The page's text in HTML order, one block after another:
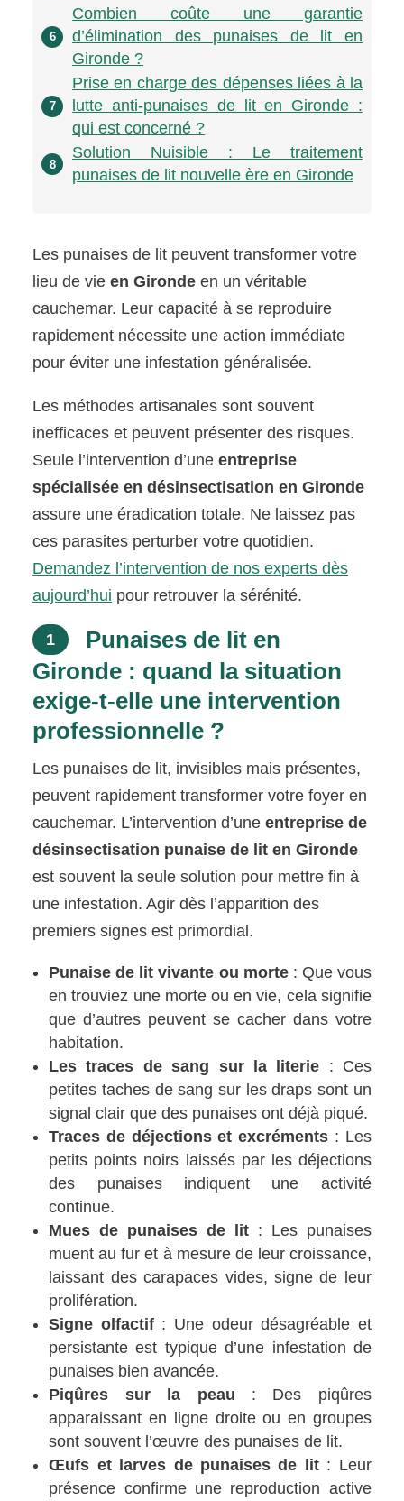
6
Combien coûte une garantie
d’élimination des punaises de lit en
Gironde ?
7
Prise en charge des dépenses liées à la
lutte anti-punaises de lit en Gironde :
qui est concerné ?
8
Solution Nuisible : Le traitement
punaises de lit nouvelle ère en Gironde
Les punaises de lit peuvent transformer votre
lieu de vieen Gironde en un véritable
cauchemar. Leur capacité à se reproduire
rapidement nécessite une action immédiate
pour éviter une infestation généralisée.
Les méthodes artisanales sont souvent
inefficaces et peuvent présenter des risques.
Seule l’intervention d’uneentreprise
spécialisée en désinsectisation en Gironde
assure une éradication totale. Ne laissez pas
ces parasites perturber votre quotidien.
Demandez l’intervention de nos experts dès
aujourd’hui pour retrouver la sérénité.
1
Punaises de lit en
Gironde : quand la situation
exige-t-elle une intervention
professionnelle ?
Les punaises de lit, invisibles mais présentes,
peuvent rapidement transformer votre foyer en
cauchemar. L’intervention d’uneentreprise de
désinsectisation punaise de lit en Gironde
est souvent la seule solution pour mettre fin à
une infestation. Agir dès l’apparition des
premiers signes est primordial.
Punaise de lit vivante ou morte: Que vous
en trouviez une morte ou en vie, cela signifie
que d’autres peuvent se cacher dans votre
habitation.
Les traces de sang sur la literie : Ces
petites taches de sang sur les draps sont un
signal clair que des punaises ont déjà piqué.
Traces de déjections et excréments : Les
petits points noirs laissés par les déjections
des punaises indiquent une activité
continue.
Mues de punaises de lit : Les punaises
muent au fur et à mesure de leur croissance,
laissant des carapaces vides, signe de leur
prolifération.
Signe olfactif: Une odeur désagréable et
persistante est typique d’une infestation de
punaises bien avancée.
Piqûres sur la peau : Des piqûres
apparaissant en ligne droite ou en groupes
sont souvent l’œuvre des punaises de lit.
Œufs et larves de punaises de lit: Leur
présence confirme une reproduction active